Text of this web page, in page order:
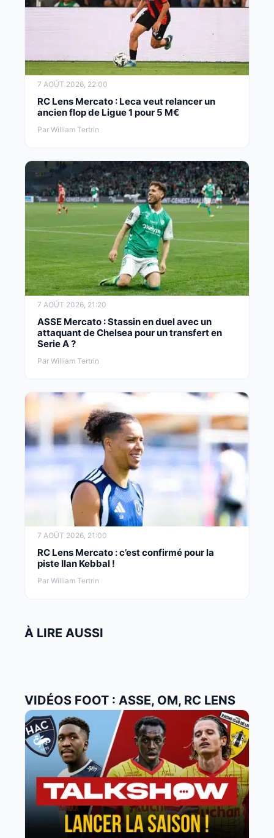
7 AOÛT 2026, 22:00
RC Lens Mercato : Leca veut relancer un
ancien flop de Ligue 1 pour 5 M€
Par William Tertrin
7 AOÛT 2026, 21:20
ASSE Mercato : Stassin en duel avec un
attaquant de Chelsea pour un transfert en
Serie A ?
Par William Tertrin
7 AOÛT 2026, 21:00
RC Lens Mercato : c’est confirmé pour la
piste Ilan Kebbal !
Par William Tertrin
À LIRE AUSSI
VIDÉOS FOOT : ASSE, OM, RC LENS